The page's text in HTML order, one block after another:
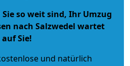
so weit sind, Ihr Umzug
nach Salzwedel wartet
auf Sie!
und natürlich